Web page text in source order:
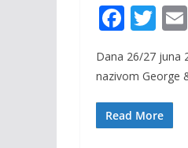
F
e
b
o
T
itt
er
Dana 26/27 juna
nazivom George
Read More